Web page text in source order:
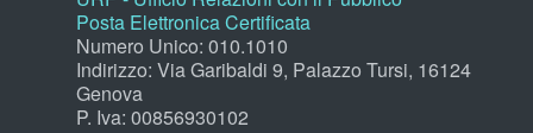
Posta Elettronica Certificata
Numero Unico: 010.1010
Indirizzo: Via Garibaldi 9, Palazzo Tursi, 16124
Genova
P. Iva: 00856930102